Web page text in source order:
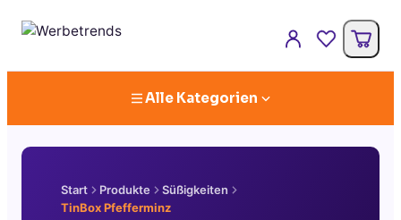
Alle Kategorien
Start Produkte
Süßigkeiten
TinBox Pfefferminz